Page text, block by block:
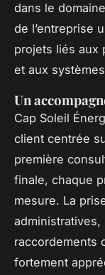
dans le
de l’entreprise
projets liés aux
et aux
Un
Cap Soleil
client centrée
première
finale, chaque
mesure. La
raccordements
fortement